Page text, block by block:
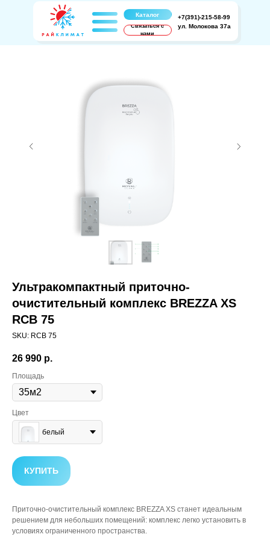
+7(391)-215-58-99
ул. Молокова 37а
Каталог
Связаться с
нами
Ультракомпактный приточно-
очистительный комплекс BREZZA XS
RCB 75
SKU: RCB 75
26 990 р.
Площадь
Цвет
белый
КУПИТЬ
Приточно-очистительный комплекс BREZZA XS станет идеальным
решением для небольших помещений: комплекс легко установить в
условиях ограниченного пространства.